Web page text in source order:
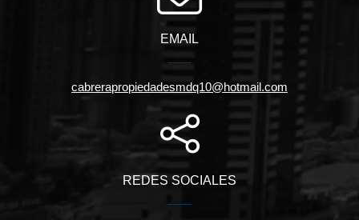
EMAIL
cabrerapropiedadesmdq10@hotmail.com
REDES SOCIALES